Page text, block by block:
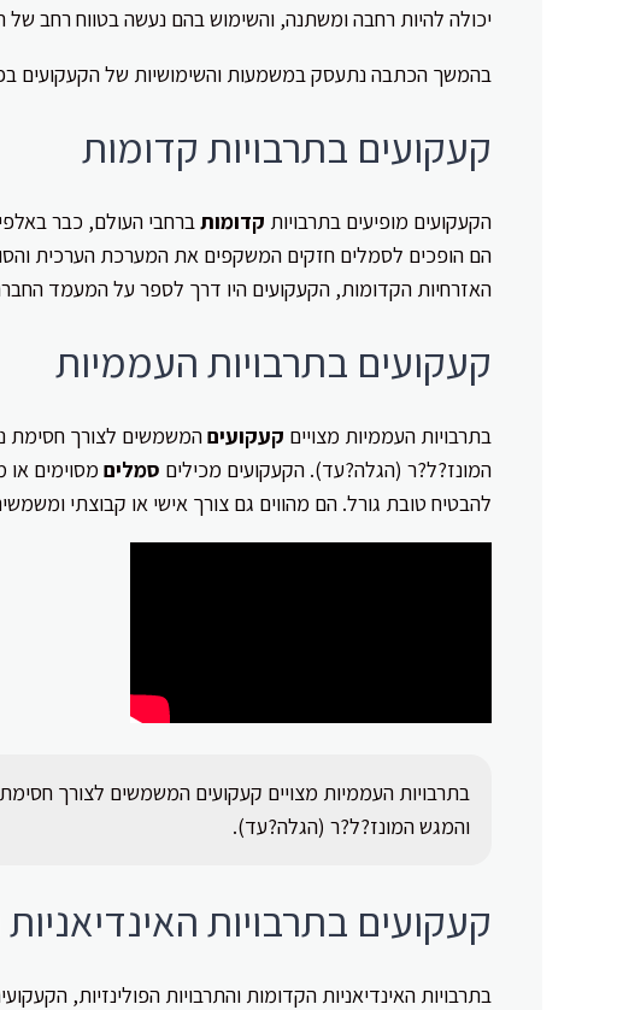
יכולה להיות רחבה ומשתנה, והשימוש בהם נעשה בטווח רחב של
בהמשך הכתבה נתעסק במשמעות והשימושיות של הקעקועים
קעקועים בתרבויות קדומות
הקעקועים מופיעים בתרבויות קדומותברחבי העולם, כבר
הם הופכים לסמלים חזקים המשקפים את המערכת הערכית
האזרחיות הקדומות, הקעקועים היו דרך לספר על המעמד
קעקועים בתרבויות העממיות
בתרבויות העממיות מצויים קעקועיםהמשמשים לצורך חסימת
המונז?ל?ר (הגלה?עד). הקעקועים מכילים סמליםמסוימים או
להבטיח טובת גורל. הם מהווים גם צורך אישי או קבוצתי
בתרבויות העממיות מצויים קעקועים המשמשים לצורך
והמגש המונז?ל?ר (הגלה?עד).
קעקועים בתרבויות האינדיאניות
בתרבויות האינדיאניות הקדומות והתרבויות הפולינזיות,